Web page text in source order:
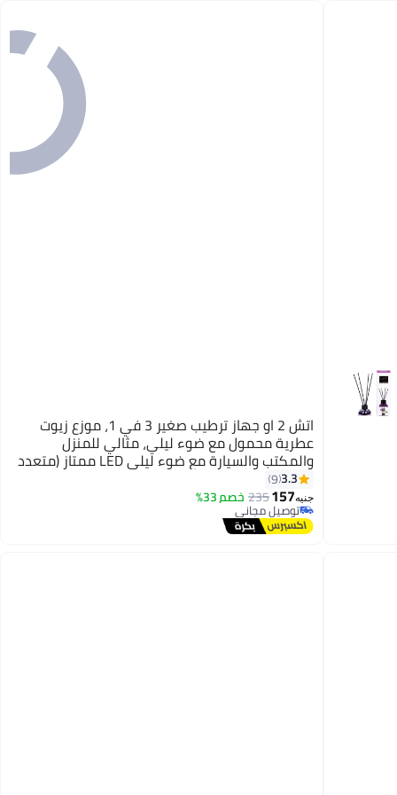
اتش 2 او جهاز ترطيب صغير 3 في 1، موزع زيوت
عطرية محمول مع ضوء ليلي، مثالي للمنزل
والمكتب والسيارة مع ضوء ليلي LED ممتاز (متعدد
الألوان)
3.3
9
جنيه157
235خصم 33%
توصيل مجاني
توصيل مجاني